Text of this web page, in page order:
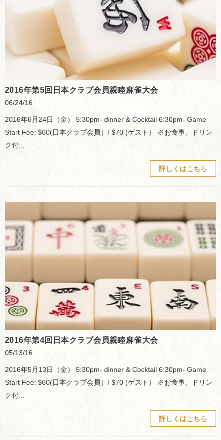
2016年第5回日本クラブ会員親睦麻雀大会
06/24/16
2016年6月24日（金） 5:30pm- dinner & Cocktail 6:30pm- Game
Start Fee: $60(日本クラブ会員）/ $70 (ゲスト） ※お食事、ドリン
ク付...
詳しくはこちら
2016年第4回日本クラブ会員親睦麻雀大会
05/13/16
2016年5月13日（金） 5:30pm- dinner & Cocktail 6:30pm- Game
Start Fee: $60(日本クラブ会員）/ $70 (ゲスト） ※お食事、ドリン
ク付...
詳しくはこちら